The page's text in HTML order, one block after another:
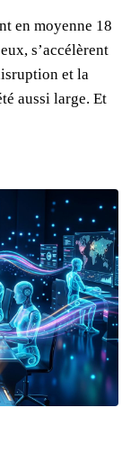
en moyenne 18
s’accélèrent
et la
aussi large. Et